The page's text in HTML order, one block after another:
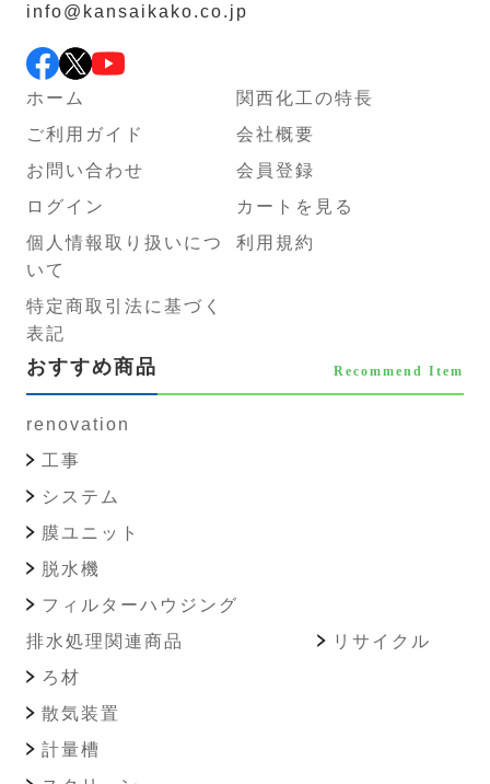
info@kansaikako.co.jp
ホーム
関西化工の特長
ご利用ガイド
会社概要
お問い合わせ
会員登録
ログイン
カートを見る
個人情報取り扱いにつ
いて
利用規約
特定商取引法に基づく
表記
おすすめ商品 Recommend Item
renovation
工事
システム
膜ユニット
脱水機
フィルターハウジング
排水処理関連商品
ろ材
散気装置
計量槽
リサイクル